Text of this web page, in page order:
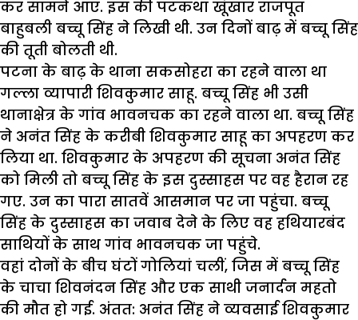
कर सामने आए. इस की पटकथा खूंखार राजपूत
बाहुबली बच्चू सिंह ने लिखी थी. उन दिनों बाढ़ में बच्चू सिंह
की तूती बोलती थी.
पटना के बाढ़ के थाना सकसोहरा का रहने वाला था
गल्ला व्यापारी शिवकुमार साहू. बच्चू सिंह भी उसी
थानाक्षेत्र के गांव भावनचक का रहने वाला था. बच्चू सिंह
ने अनंत सिंह के करीबी शिवकुमार साहू का अपहरण कर
लिया था. शिवकुमार के अपहरण की सूचना अनंत सिंह
को मिली तो बच्चू सिंह के इस दुस्साहस पर वह हैरान रह
गए. उन का पारा सातवें आसमान पर जा पहुंचा. बच्चू
सिंह के दुस्साहस का जवाब देने के लिए वह हथियारबंद
साथियों के साथ गांव भावनचक जा पहुंचे.
वहां दोनों के बीच घंटों गोलियां चलीं, जिस में बच्चू सिंह
के चाचा शिवनंदन सिंह और एक साथी जनार्दन महतो
की मौत हो गई. अंतत: अनंत सिंह ने व्यवसाई शिवकुमार